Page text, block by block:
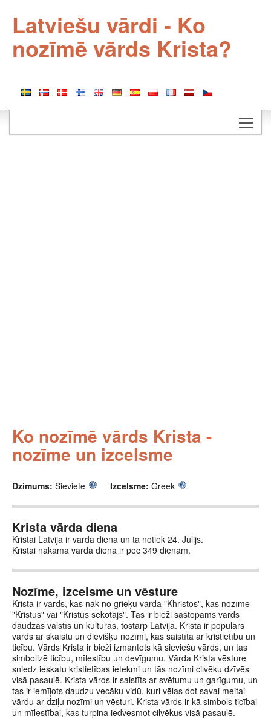
Latviešu vārdi - Ko
nozīmē vārds Krista?
Ko nozīmē vārds Krista -
nozīme un izcelsme
Dzimums: Sieviete Izcelsme: Greek
Krista vārda diena
Kristai Latvijā ir vārda diena un tā notiek 24. Julijs.
Kristai nākamā vārda diena ir pēc 349 dienām.
Nozīme, izcelsme un vēsture
Krista ir vārds, kas nāk no grieķu vārda "Khristos", kas nozīmē
"Kristus" vai "Kristus sekotājs". Tas ir bieži sastopams vārds
daudzās valstīs un kultūrās, tostarp Latvijā. Krista ir populārs
vārds ar skaistu un dievišķu nozīmi, kas saistīta ar kristietību un
ticību. Vārds Krista ir bieži izmantots kā sieviešu vārds, un tas
simbolizē ticību, mīlestību un devīgumu. Vārda Krista vēsture
sniedz ieskatu kristietības ietekmi un tās nozīmi cilvēku dzīvēs
visā pasaulē. Krista vārds ir saistīts ar svētumu un garīgumu, un
tas ir iemīļots daudzu vecāku vidū, kuri vēlas dot savai meitai
vārdu ar dziļu nozīmi un vēsturi. Krista vārds ir kā simbols ticībai
un mīlestībai, kas turpina iedvesmot cilvēkus visā pasaulē.